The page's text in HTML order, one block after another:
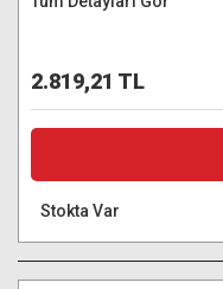
2.819,21 TL
Stokta Var